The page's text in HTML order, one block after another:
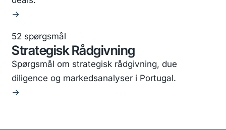
→
52 spørgsmål
Strategisk Rådgivning
Spørgsmål om strategisk rådgivning, due
diligence og markedsanalyser i Portugal.
→